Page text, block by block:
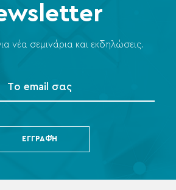
νέα σεμινάρια και εκδηλώσεις.
ΕΓΓΡΑΦΉ